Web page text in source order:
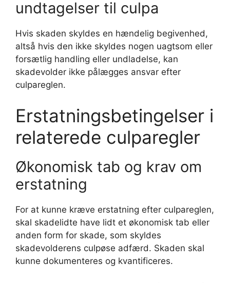
undtagelser til culpa
Hvis skaden skyldes en hændelig begivenhed,
altså hvis den ikke skyldes nogen uagtsom eller
forsætlig handling eller undladelse, kan
skadevolder ikke pålægges ansvar efter
culpareglen.
Erstatningsbetingelser i
relaterede culparegler
Økonomisk tab og krav om
erstatning
For at kunne kræve erstatning efter culpareglen,
skal skadelidte have lidt et økonomisk tab eller
anden form for skade, som skyldes
skadevolderens culpøse adfærd. Skaden skal
kunne dokumenteres og kvantificeres.